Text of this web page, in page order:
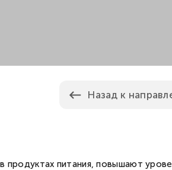
Назад к
продуктах питания, повышают